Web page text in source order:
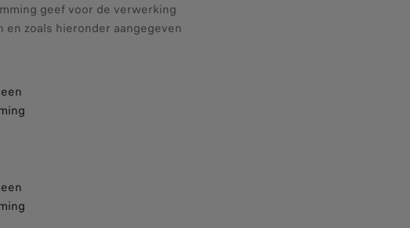
geef voor de verwerking
zoals hieronder aangegeven